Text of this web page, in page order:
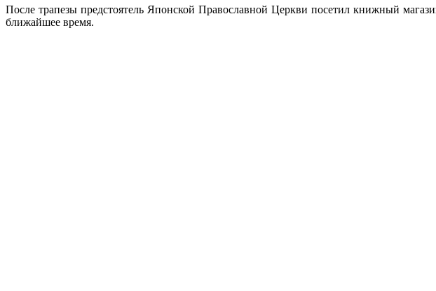
После трапезы предстоятель Японской Православной Церкви посетил книжный
ближайшее время.